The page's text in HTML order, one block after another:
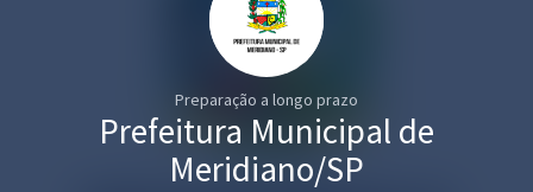
Preparação a longo prazo
Prefeitura Municipal de
Meridiano/SP